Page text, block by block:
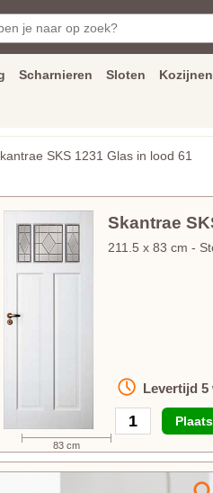
Scharnieren Sloten Kozijnen
SKS 1231 Glas in lood 61
Skantrae
211.5 x 83 cm -
Levertijd 5
83 cm